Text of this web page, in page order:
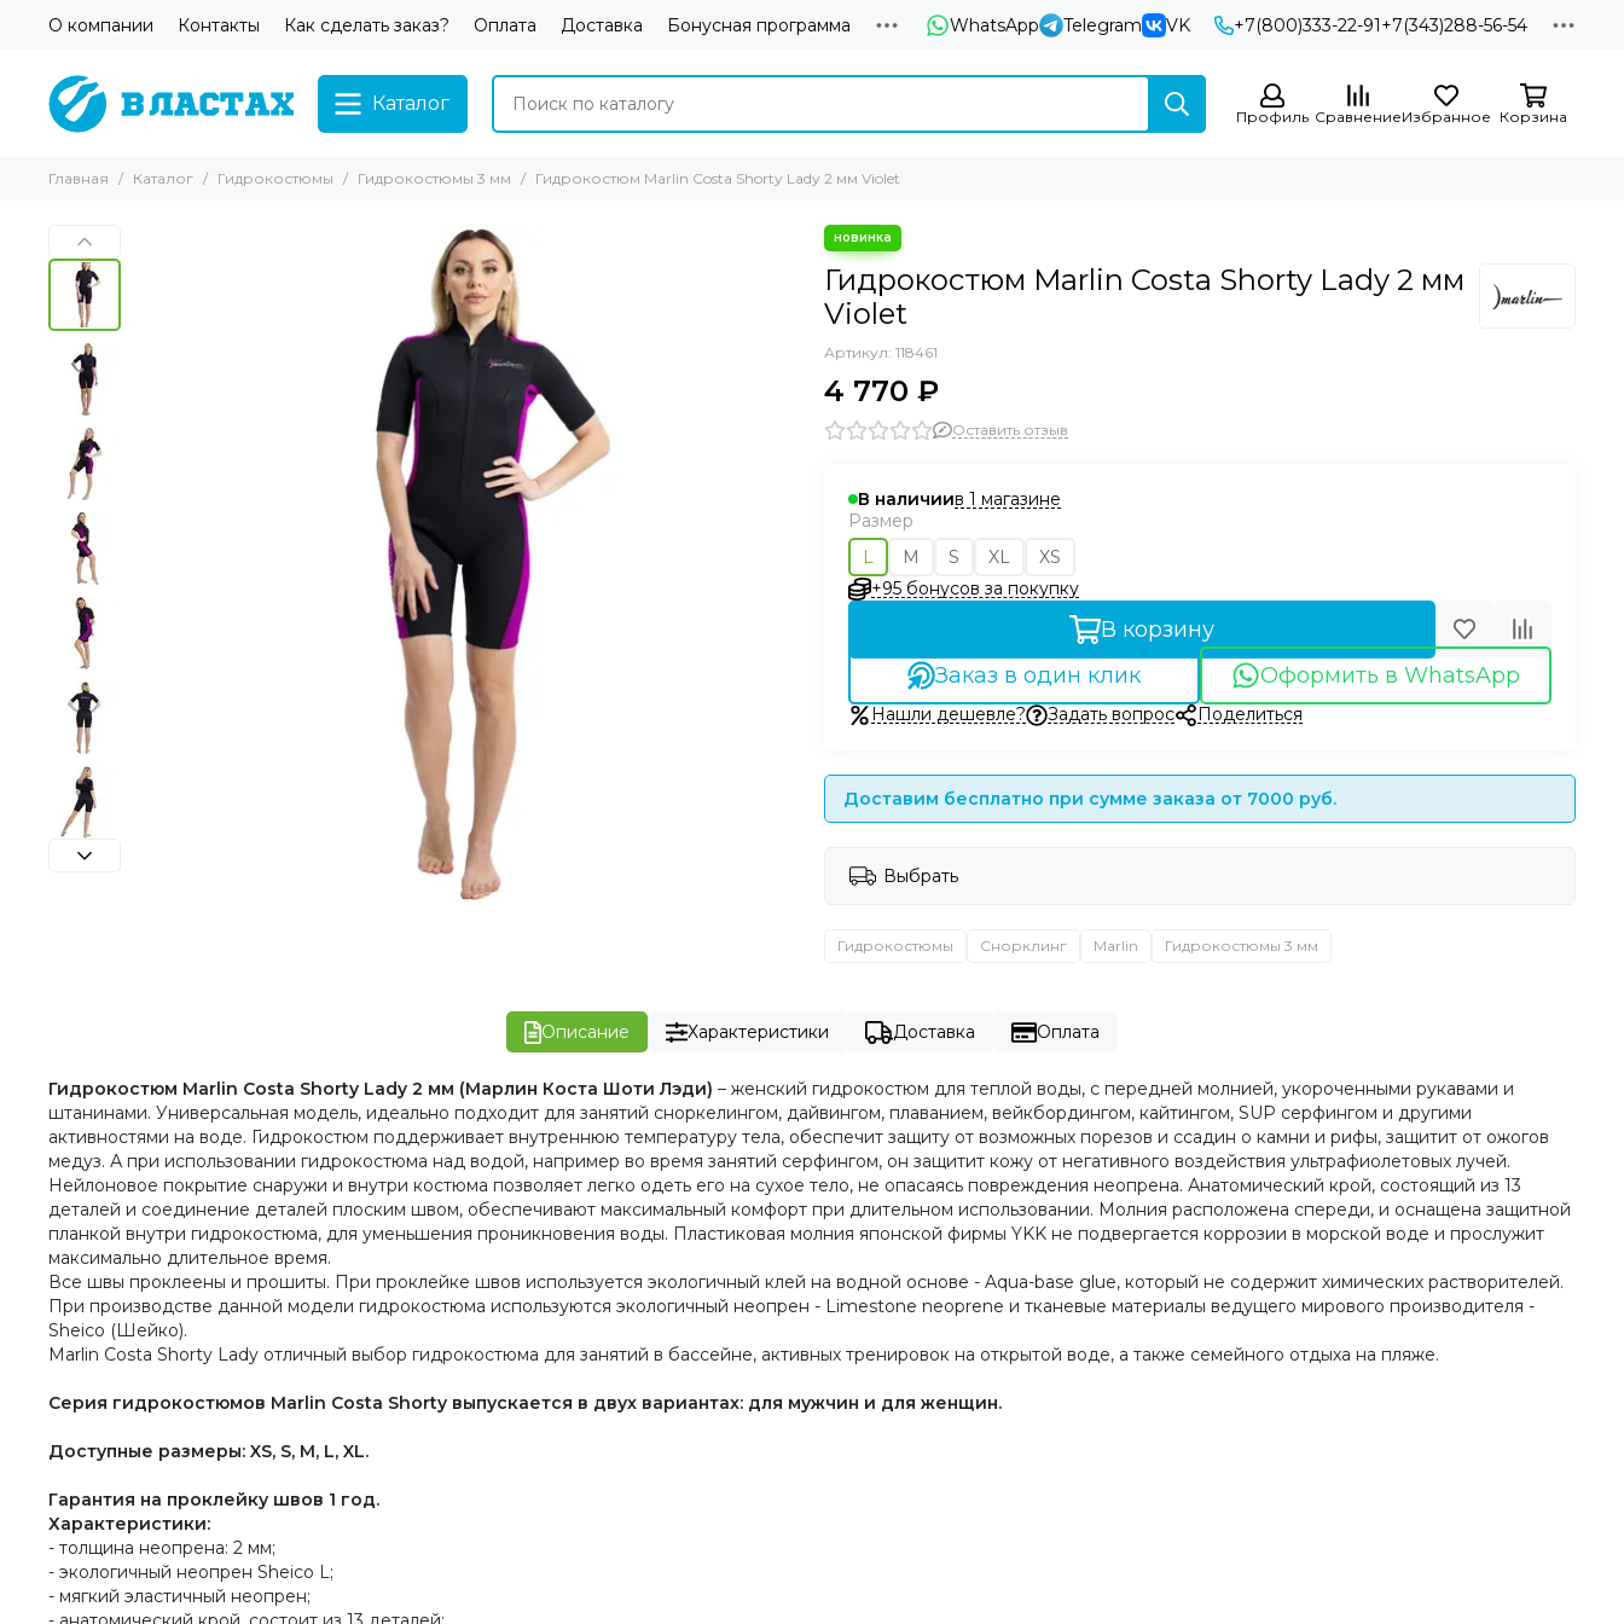
О компании Контакты Как сделать заказ? Оплата Доставка Бонусная программа WhatsApp Telegram VK +7(800)333-22-91+7(343)288-56-54
Каталог
Профиль СравнениеИзбранное Корзина
Главная Каталог Гидрокостюмы Гидрокостюмы 3 мм Гидрокостюм Marlin Costa Shorty Lady 2 мм Violet
Гидрокостюм Marlin Costa Shorty Lady 2 мм
Violet
Артикул: 118461
4 770 ₽
Оставить отзыв
В наличиив 1 магазине
Размер
L
M S XL
XS
+95 бонусов за покупку
В корзину
Заказ в один клик
Оформить в WhatsApp
Нашли дешевле? Задать вопрос Поделиться
Доставим бесплатно при сумме заказа от 7000 руб.
Выбрать
Гидрокостюмы Снорклинг Marlin Гидрокостюмы 3 мм
Описание Характеристики Доставка Оплата
Гидрокостюм Marlin Costa Shorty Lady 2 мм (Марлин Коста Шоти Лэди) – женский гидрокостюм для теплой воды, с передней молнией, укороченными рукавами и
штанинами. Универсальная модель, идеально подходит для занятий сноркелингом, дайвингом, плаванием, вейкбордингом, кайтингом, SUP серфингом и другими
активностями на воде. Гидрокостюм поддерживает внутреннюю температуру тела, обеспечит защиту от возможных порезов и ссадин о камни и рифы, защитит от ожогов
медуз. А при использовании гидрокостюма над водой, например во время занятий серфингом, он защитит кожу от негативного воздействия ультрафиолетовых лучей.
Нейлоновое покрытие снаружи и внутри костюма позволяет легко одеть его на сухое тело, не опасаясь повреждения неопрена. Анатомический крой, состоящий из 13
деталей и соединение деталей плоским швом, обеспечивают максимальный комфорт при длительном использовании. Молния расположена спереди, и оснащена защитной
планкой внутри гидрокостюма, для уменьшения проникновения воды. Пластиковая молния японской фирмы YKK не подвергается коррозии в морской воде и прослужит
максимально длительное время.
Все швы проклеены и прошиты. При проклейке швов используется экологичный клей на водной основе - Aqua-base glue, который не содержит химических растворителей.
При производстве данной модели гидрокостюма используются экологичный неопрен - Limestone neoprene и тканевые материалы ведущего мирового производителя -
Sheico (Шейко).
Marlin Costa Shorty Lady отличный выбор гидрокостюма для занятий в бассейне, активных тренировок на открытой воде, а также семейного отдыха на пляже.
Серия гидрокостюмов Marlin Costa Shorty выпускается в двух вариантах: для мужчин и для женщин.
Доступные размеры: XS, S, M, L, XL.
Гарантия на проклейку швов 1 год.
Характеристики:
- толщина неопрена: 2 мм;
- экологичный неопрен Sheico L;
- мягкий эластичный неопрен;